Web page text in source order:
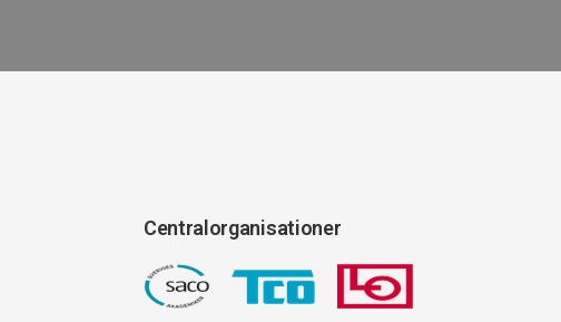
Centralorganisationer